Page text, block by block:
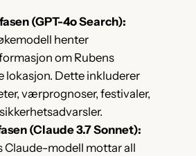
(GPT-4o Search):
henter
om Rubens
lokasjon. Dette inkluderer
værprognoser, festivaler,
(Claude 3.7 Sonnet):
Claude-modell mottar all